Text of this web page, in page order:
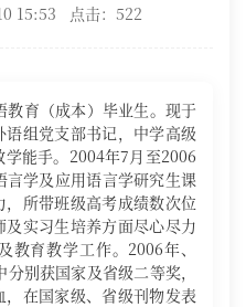
15:53 点击： 522
教育（成本）毕业生。现于
组党支部书记，中学高级
能手。2004年7月至2006
学及应用语言学研究生课
所带班级高考成绩数次位
实习生培养方面尽心尽力
教育教学工作。2006年、
别获国家及省级二等奖，
在国家级、省级刊物发表